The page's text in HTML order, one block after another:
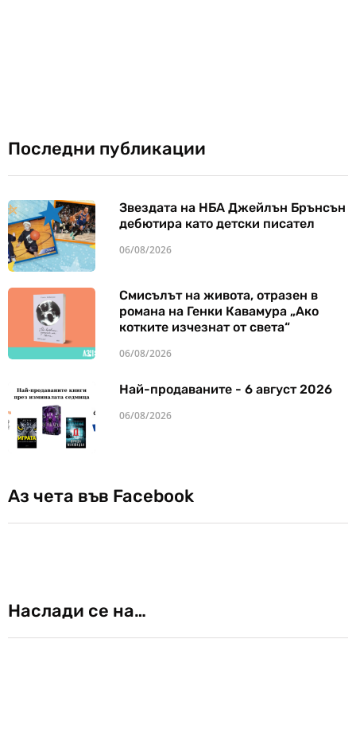
Последни публикации
Звездата на НБА Джейлън Брънсън
дебютира като детски писател
06/08/2026
Смисълът на живота, отразен в
романа на Генки Кавамура „Ако
котките изчезнат от света“
06/08/2026
Най-продаваните - 6 август 2026
06/08/2026
Аз чета във Facebook
Наслади се на…